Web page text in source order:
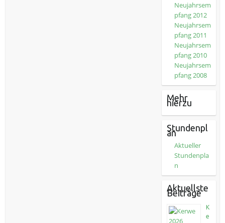
Neujahrsem
pfang 2012
Neujahrsem
pfang 2011
Neujahrsem
pfang 2010
Neujahrsem
pfang 2008
Mehr
hierzu
Stundenpl
an
Aktueller
Stundenpla
n
Aktuellste
Beiträge
K
e